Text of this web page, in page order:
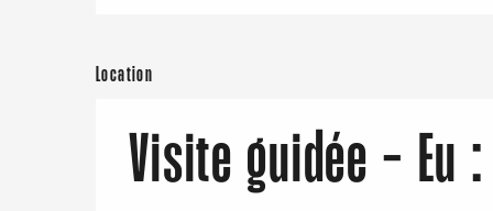
Location
Visite guidée - Eu